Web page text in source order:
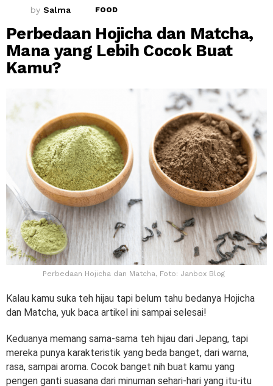
by Salma FOOD
Perbedaan Hojicha dan Matcha,
Mana yang Lebih Cocok Buat
Kamu?
Perbedaan Hojicha dan Matcha, Foto: Janbox Blog
Kalau kamu suka teh hijau tapi belum tahu bedanya Hojicha
dan Matcha, yuk baca artikel ini sampai selesai!
Keduanya memang sama-sama teh hijau dari Jepang, tapi
mereka punya karakteristik yang beda banget, dari warna,
rasa, sampai aroma. Cocok banget nih buat kamu yang
pengen ganti suasana dari minuman sehari-hari yang itu-itu